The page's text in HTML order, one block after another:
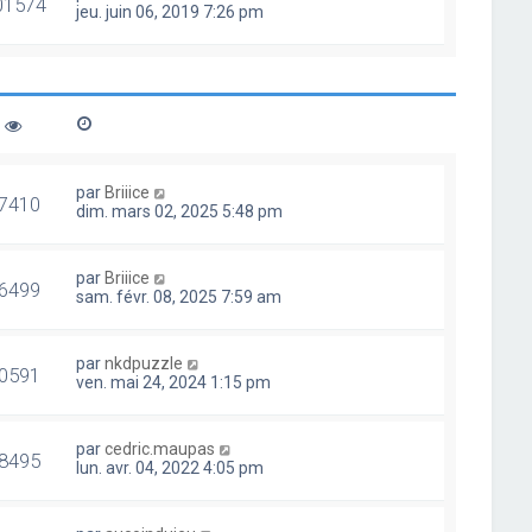
jeu. juin 06, 2019 7:26 pm
par Briiice
dim. mars 02, 2025 5:48 pm
par Briiice
sam. févr. 08, 2025 7:59 am
parnkdpuzzle
ven. mai 24, 2024 1:15 pm
parcedric.maupas
lun. avr. 04, 2022 4:05 pm